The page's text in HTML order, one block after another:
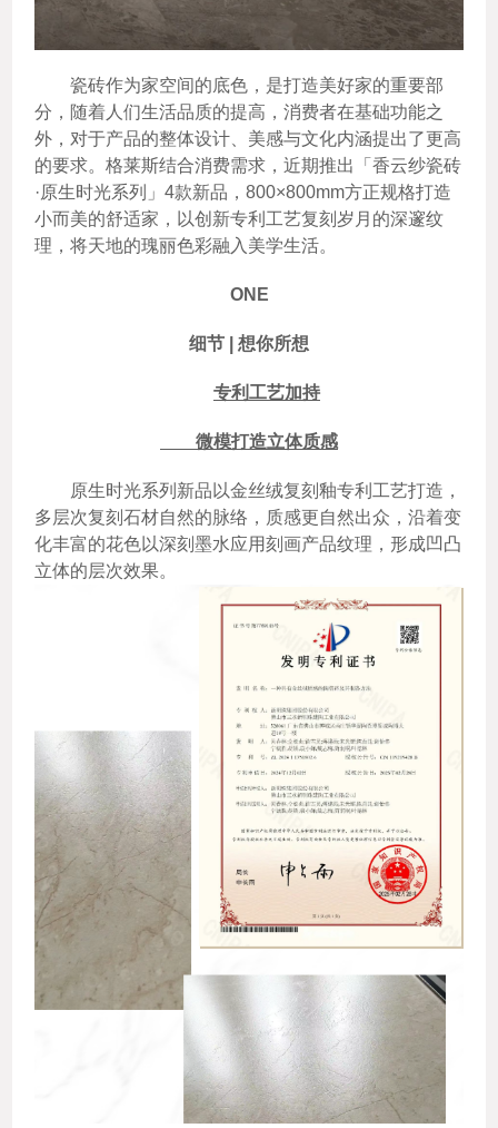
瓷砖作为家空间的底色，是打造美好家的重要部
分，随着人们生活品质的提高，消费者在基础功能之
外，对于产品的整体设计、美感与文化内涵提出了更高
的要求。格莱斯结合消费需求，近期推出「香云纱瓷砖
·原生时光系列」4款新品，800×800mm方正规格打造
小而美的舒适家，以创新专利工艺复刻岁月的深邃纹
理，将天地的瑰丽色彩融入美学生活。
ONE
细节 | 想你所想
专利工艺加持
微模打造立体质感
原生时光系列新品以金丝绒复刻釉专利工艺打造，
多层次复刻石材自然的脉络，质感更自然出众，沿着变
化丰富的花色以深刻墨水应用刻画产品纹理，形成凹凸
立体的层次效果。